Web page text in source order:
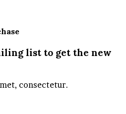
list to get the new
consectetur.